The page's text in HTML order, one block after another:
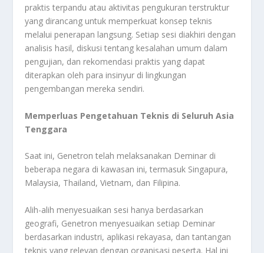
praktis terpandu atau aktivitas pengukuran terstruktur
yang dirancang untuk memperkuat konsep teknis
melalui penerapan langsung. Setiap sesi diakhiri dengan
analisis hasil, diskusi tentang kesalahan umum dalam
pengujian, dan rekomendasi praktis yang dapat
diterapkan oleh para insinyur di lingkungan
pengembangan mereka sendiri.
Memperluas Pengetahuan Teknis di Seluruh Asia
Tenggara
Saat ini, Genetron telah melaksanakan Deminar di
beberapa negara di kawasan ini, termasuk Singapura,
Malaysia, Thailand, Vietnam, dan Filipina.
Alih-alih menyesuaikan sesi hanya berdasarkan
geografi, Genetron menyesuaikan setiap Deminar
berdasarkan industri, aplikasi rekayasa, dan tantangan
teknis yang relevan dengan organisasi peserta. Hal ini